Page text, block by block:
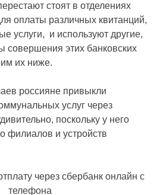
стоят в отделениях
оплаты различных квитанций,
услуги, и используют другие,
совершения этих банковских
их ниже.
россияне привыкли
услуг через
поскольку у него
филиалов и устройств